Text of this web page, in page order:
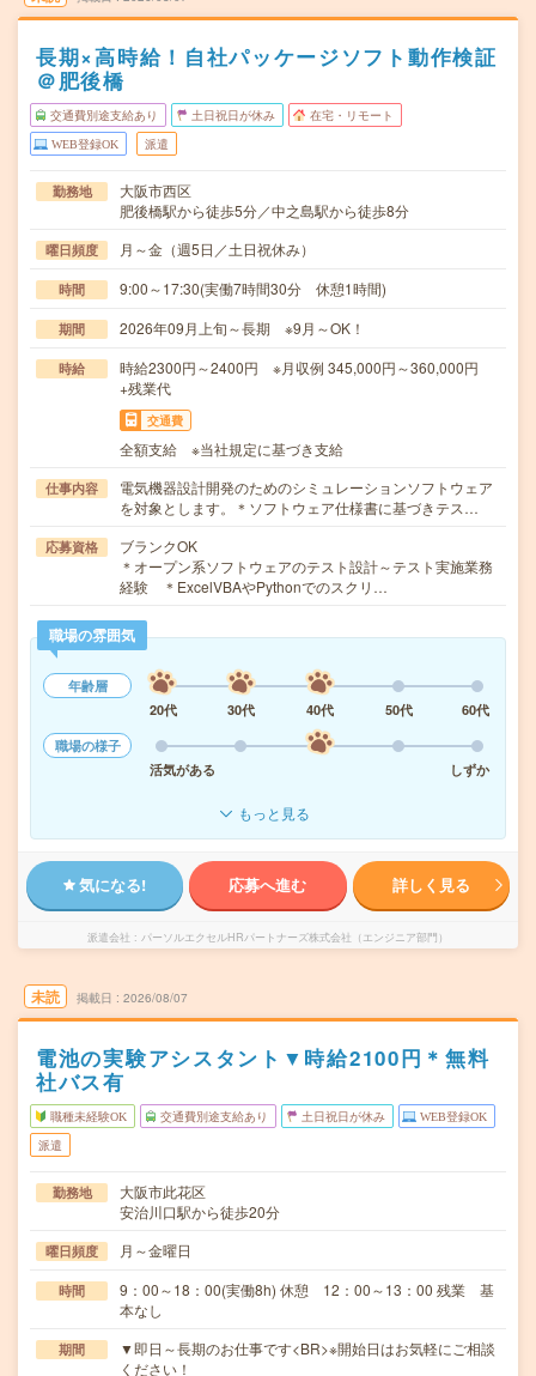
長期×高時給！自社パッケージソフト動作検証
＠肥後橋
交通費別途支給あり 土日祝日が休み 在宅・リモート
WEB登録OK 派遣
勤務地
大阪市西区
肥後橋駅から徒歩5分／中之島駅から徒歩8分
曜日頻度 月～金（週5日／土日祝休み）
時間 9:00～17:30(実働7時間30分 休憩1時間)
期間 2026年09月上旬～長期 ※9月～OK！
時給
時給2300円～2400円 ※月収例 345,000円～360,000円
+残業代
交通費
全額支給 ※当社規定に基づき支給
仕事内容
電気機器設計開発のためのシミュレーションソフトウェア
を対象とします。＊ソフトウェア仕様書に基づきテス…
応募資格
ブランクOK
＊オープン系ソフトウェアのテスト設計～テスト実施業務
経験 ＊ExcelVBAやPythonでのスクリ…
職場の雰囲気
年齢層
20代
30代 40代 50代
60代
職場の様子
活気がある
しずか
もっと見る
気になる! 応募へ進む 詳しく見る
派遣会社 パーソルエクセルHRパートナーズ株式会社（エンジニア部門）
未読 掲載日 2026/08/07
電池の実験アシスタント▼時給2100円＊無料
社バス有
職種未経験OK 交通費別途支給あり 土日祝日が休み WEB登録OK
派遣
勤務地
大阪市此花区
安治川口駅から徒歩20分
曜日頻度 月～金曜日
時間
9：00～18：00(実働8h) 休憩 12：00～13：00 残業 基
本なし
期間
▼即日～長期のお仕事です<BR>※開始日はお気軽にご相談
ください！